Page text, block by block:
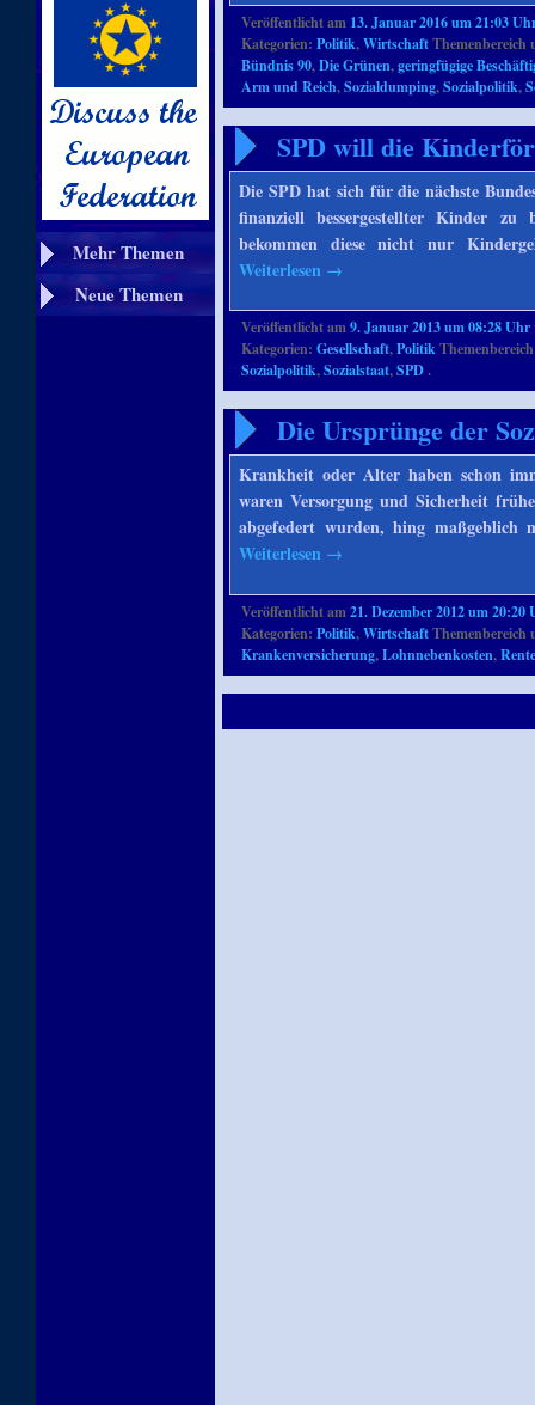
Mehr Themen
Neue Themen
Veröffentlicht am 13. Januar 2016 um 21:03
Kategorien:Politik,Wirtschaft
Bündnis 90,Die Grünen,geringfügige
Arm und Reich,Sozialdumping,Sozialpolitik,
SPD will die
Die SPD hat sich für die nächste
finanziell bessergestellter Kinder zu
bekommen diese nicht nur
Weiterlesen →
Veröffentlicht am9. Januar 2013 um 08:28 Uhr
Kategorien:Gesellschaft,Politik
Sozialpolitik,Sozialstaat,SPD.
Die Ursprünge der
Krankheit oder Alter haben schon
waren Versorgung und Sicherheit
abgefedert wurden, hing
Weiterlesen →
Veröffentlicht am21. Dezember 2012 um 20:20
Kategorien:Politik,Wirtschaft
Krankenversicherung,Lohnnebenkosten,